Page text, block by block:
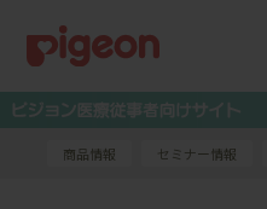
商品情報 セミナー情報